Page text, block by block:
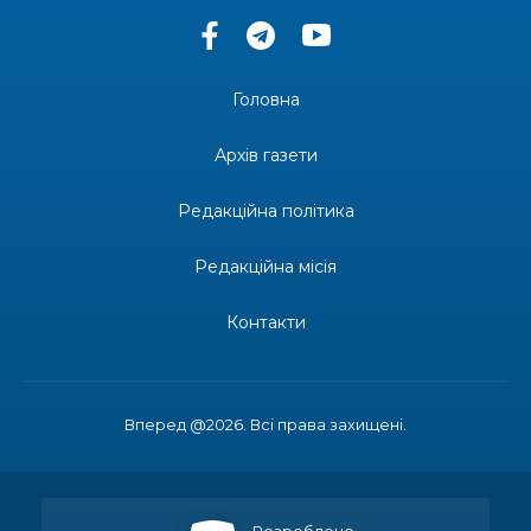
Морський пейзаж
Урочистості для школярів Бахмутської
У Бахмуті втратила дім, а в київській маршрутці
У Vcentri HUB: Оболонь у Києві панував
єОселя для ВПО з ТОТ за програмою
Вперед @2026. Всі права захищені.
Головна
Архів газети
Редакційна політика
Редакційна місія
Контакти